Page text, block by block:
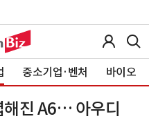
중소기업·벤처 바이오
해진 A6… 아우디